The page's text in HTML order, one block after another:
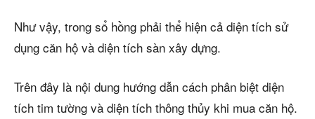
Như vậy, trong sổ hồng phải thể hiện cả diện tích sử
dụng căn hộ và diện tích sàn xây dựng.
Trên đây là nội dung hướng dẫn cách phân biệt diện
tích tim tường và diện tích thông thủy khi mua căn hộ.